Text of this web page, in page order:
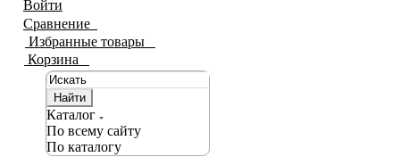
Войти
Сравнение
Избранные товары
Корзина
Найти
Каталог
По всему сайту
По каталогу